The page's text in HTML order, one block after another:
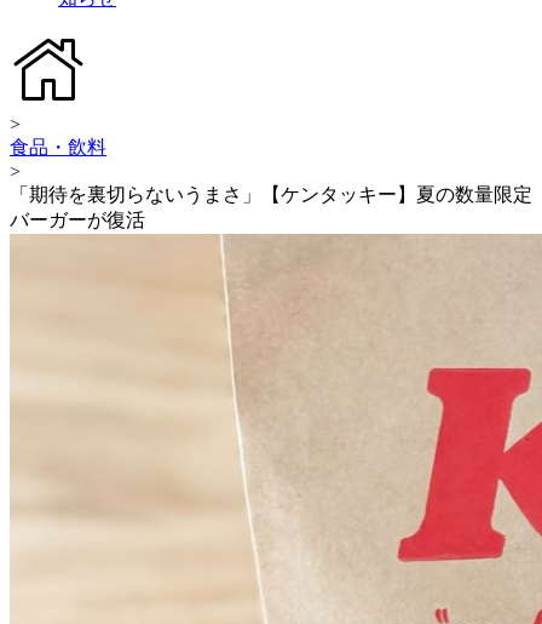
>
食品・飲料
>
「期待を裏切らないうまさ」【ケンタッキー】夏の数量限定
バーガーが復活